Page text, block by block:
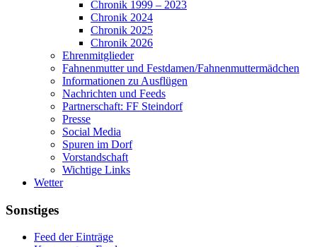
Chronik 1999 – 2023
Chronik 2024
Chronik 2025
Chronik 2026
Ehrenmitglieder
Fahnenmutter und Festdamen/Fahnenmuttermädchen
Informationen zu Ausflügen
Nachrichten und Feeds
Partnerschaft: FF Steindorf
Presse
Social Media
Spuren im Dorf
Vorstandschaft
Wichtige Links
Wetter
Sonstiges
Feed der Einträge